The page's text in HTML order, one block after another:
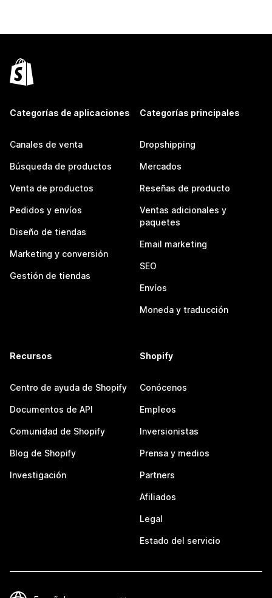
Categorías de aplicaciones
Canales de venta
Búsqueda de productos
Venta de productos
Pedidos y envíos
Diseño de tiendas
Marketing y conversión
Gestión de tiendas
Categorías principales
Dropshipping
Mercados
Reseñas de producto
Ventas adicionales y
paquetes
Email marketing
SEO
Envíos
Moneda y traducción
Recursos
Centro de ayuda de Shopify
Documentos de API
Comunidad de Shopify
Blog de Shopify
Investigación
Shopify
Conócenos
Empleos
Inversionistas
Prensa y medios
Partners
Afiliados
Legal
Estado del servicio